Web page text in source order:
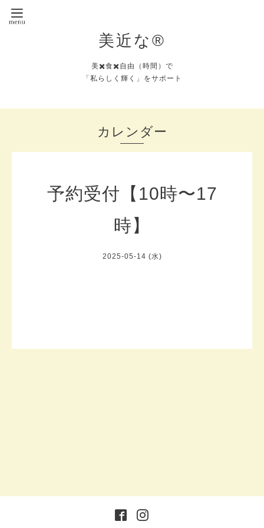
美近な®︎
美✖️食✖️自由（時間）で
「私らしく輝く」をサポート
カレンダー
予約受付【10時〜17
時】
2025-05-14 (水)